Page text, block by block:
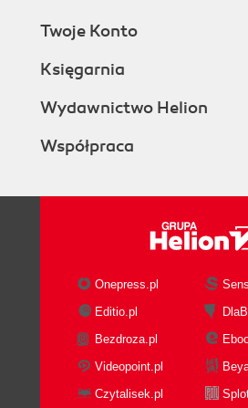
Twoje Konto
Księgarnia
Wydawnictwo Helion
Współpraca
Onepress.pl
Editio.pl
Bezdroza.pl
Videopoint.pl
Czytalisek.pl